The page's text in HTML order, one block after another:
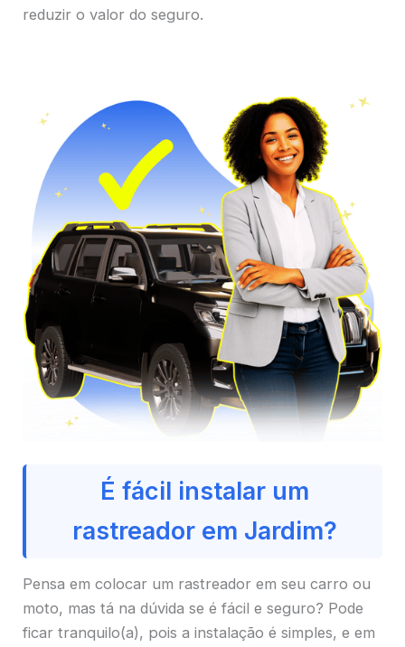
reduzir o valor do seguro.
É fácil instalar um
rastreador em Jardim?
Pensa em colocar um rastreador em seu carro ou
moto, mas tá na dúvida se é fácil e seguro? Pode
ficar tranquilo(a), pois a instalação é simples, e em